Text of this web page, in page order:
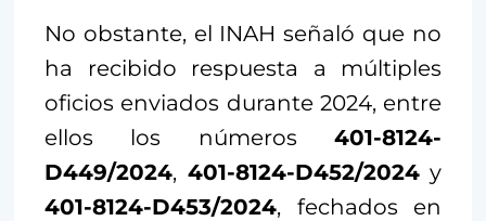
No obstante, el INAH señaló que no
ha recibido respuesta a múltiples
oficios enviados durante 2024, entre
ellos los números 401-8124-
D449/2024, 401-8124-D452/2024y
401-8124-D453/2024, fechados en